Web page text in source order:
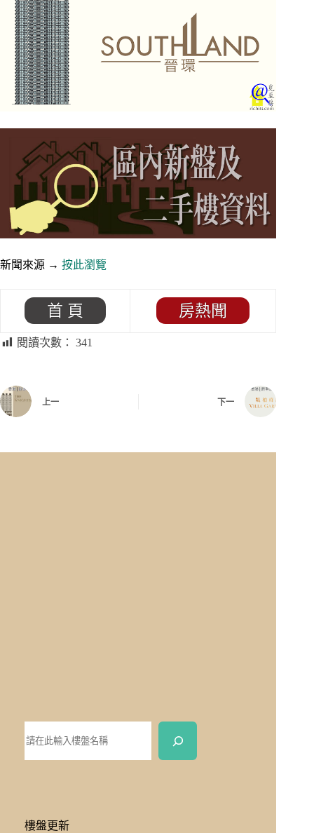
新聞來源 → 按此瀏覽
首 頁 房熱聞
閱讀次數： 341
上一 下一
樓盤更新